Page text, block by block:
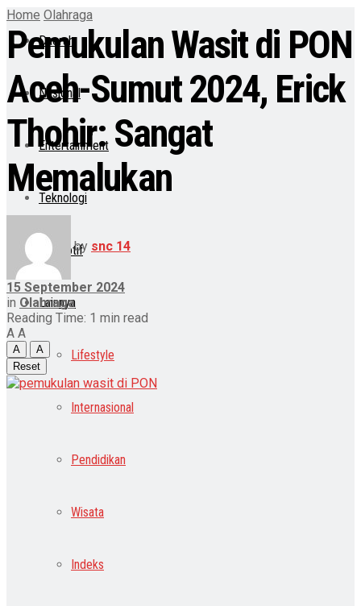
Daerah
Nasional
Entertainment
Teknologi
Otomotif
Lainnya
Lifestyle
Internasional
Pendidikan
Wisata
Indeks
Home Olahraga
Pemukulan Wasit di PON
Aceh-Sumut 2024, Erick
Thohir: Sangat
Memalukan
by snc 14
15 September 2024
in Olahraga
Reading Time: 1 min read
A A
A
A
Reset